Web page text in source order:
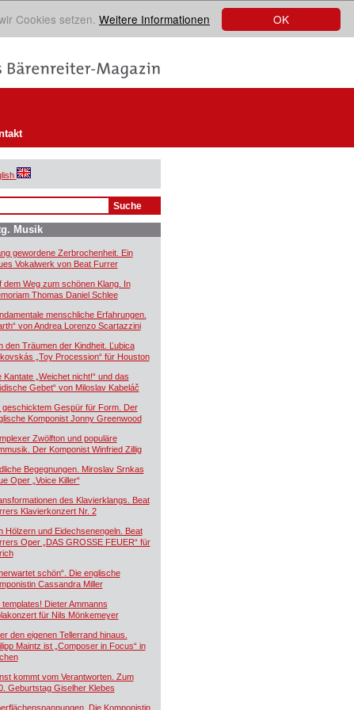
OK
Cookies setzen. Weitere Informationen
Musik
gewordene Zerbrochenheit. Ein
Vokalwerk von Beat Furrer
dem Weg zum schönen Klang. In
Thomas Daniel Schlee
menschliche Erfahrungen.
von Andrea Lorenzo Scartazzini
den Träumen der Kindheit. Ľubica
„Toy Procession“ für Houston
Kantate „Weichet nicht!“ und das
Gebet“ von Miloslav Kabeláč
geschicktem Gespür für Form. Der
Komponist Jonny Greenwood
Zwölfton und populäre
Der Komponist Winfried Zillig
Begegnungen. Miroslav Srnkas
Oper „Voice Killer“
des Klavierklangs. Beat
Klavierkonzert Nr. 2
Hölzern und Eidechsenengeln. Beat
Oper „DAS GROSSE FEUER“ für
schön“. Die englische
Cassandra Miller
templates! Dieter Ammanns
für Nils Mönkemeyer
den eigenen Tellerrand hinaus.
Maintz ist „Composer in Focus“ in
kommt vom Verantworten. Zum
Geburtstag Giselher Klebes
Die Komponistin